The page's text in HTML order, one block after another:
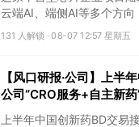
云端AI、端侧AI等多个方向
131 人解锁 ·08-07 12:57 星期五
【风口研报·公司】上半
公司“CRO服务+自主新
线，覆盖肿瘤+自免+疼痛
上半年中国创新药BD交易